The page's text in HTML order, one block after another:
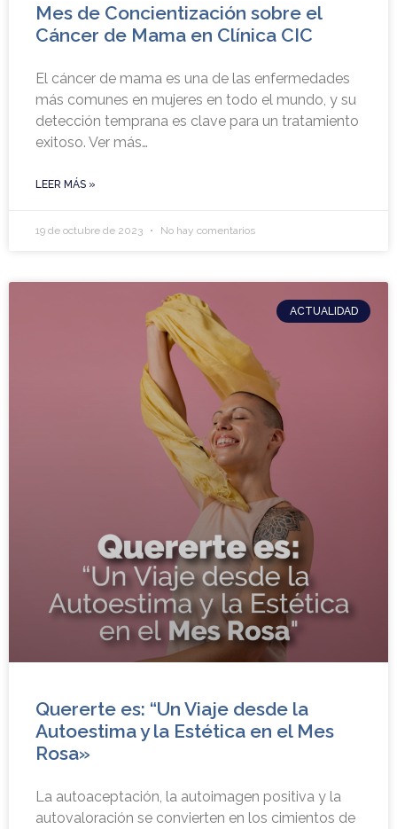
Mes de Concientización sobre el
Cáncer de Mama en Clínica CIC
El cáncer de mama es una de las enfermedades
más comunes en mujeres en todo el mundo, y su
detección temprana es clave para un tratamiento
exitoso. Ver más…
LEER MÁS »
19 de octubre de 2023 No hay comentarios
ACTUALIDAD
Quererte es: “Un Viaje desde la
Autoestima y la Estética en el Mes
Rosa»
La autoaceptación, la autoimagen positiva y la
autovaloración se convierten en los cimientos de